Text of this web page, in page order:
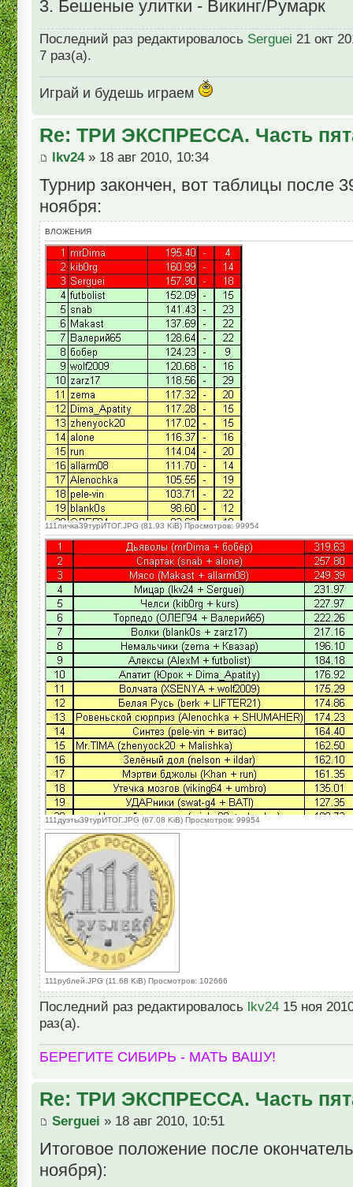
3. Бешеные улитки - Викинг/Румарк
Последний раз редактировалось Serguei 21 окт
7 раз(а).
Играй и будешь играем
Re: ТРИ ЭКСПРЕССА. Часть
lkv24» 18 авг 2010, 10:34
Турнир закончен, вот таблицы после
ноября:
ВЛОЖЕНИЯ
111личка39турИТОГ.JPG (81.93 KiB) Просмотров: 99954
111дуэты39турИТОГ.JPG (67.08 KiB) Просмотров: 99954
111рублей.JPG (11.68 KiB) Просмотров: 102666
Последний раз редактировалось lkv24 15 ноя
раз(а).
БЕРЕГИТЕ СИБИРЬ - МАТЬ ВАШУ!
Re: ТРИ ЭКСПРЕССА. Часть
Serguei » 18 авг 2010, 10:51
Итоговое положение после
ноября):